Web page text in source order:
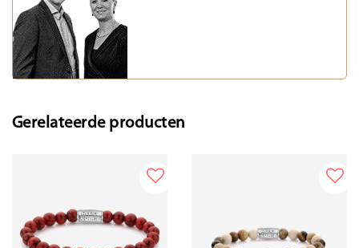
Gerelateerde producten